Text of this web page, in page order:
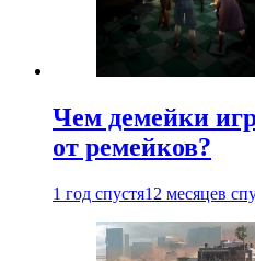
Чем демейки
от ремейков?
1 год спустя12 месяцев